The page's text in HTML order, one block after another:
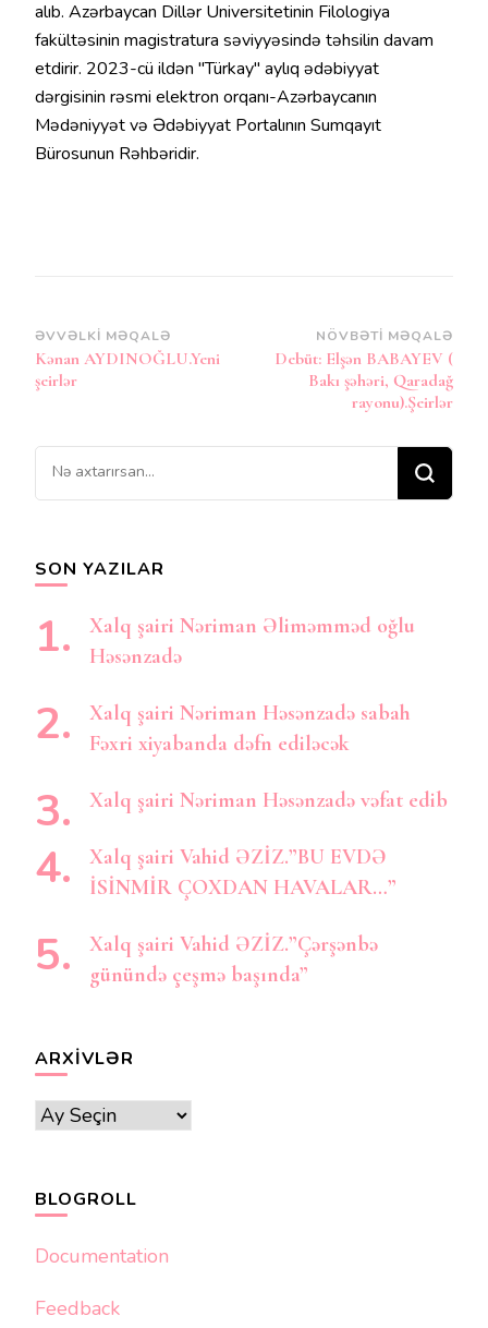
alıb. Azərbaycan Dillər Universitetinin Filologiya
fakültəsinin magistratura səviyyəsində təhsilin davam
etdirir. 2023-cü ildən "Türkay" aylıq ədəbiyyat
dərgisinin rəsmi elektron orqanı-Azərbaycanın
Mədəniyyət və Ədəbiyyat Portalının Sumqayıt
Bürosunun Rəhbəridir.
Post
Naviqasiya
ƏVVƏLKI MƏQALƏ
Kənan AYDINOĞLU.Yeni
şeirlər
NÖVBƏTI MƏQALƏ
Debüt: Elşən BABAYEV (
Bakı şəhəri, Qaradağ
rayonu).Şeirlər
Bir
şey
SON YAZILAR
Xalq şairi Nəriman Əliməmməd oğlu
Həsənzadə
Xalq şairi Nəriman Həsənzadə sabah
Fəxri xiyabanda dəfn ediləcək
Xalq şairi Nəriman Həsənzadə vəfat edib
Xalq şairi Vahid ƏZİZ.”BU EVDƏ
İSİNMİR ÇOXDAN HAVALAR…”
Xalq şairi Vahid ƏZİZ.”Çərşənbə
günündə çeşmə başında”
ARXIVLƏR
Arxivlər
BLOGROLL
Documentation
Feedback